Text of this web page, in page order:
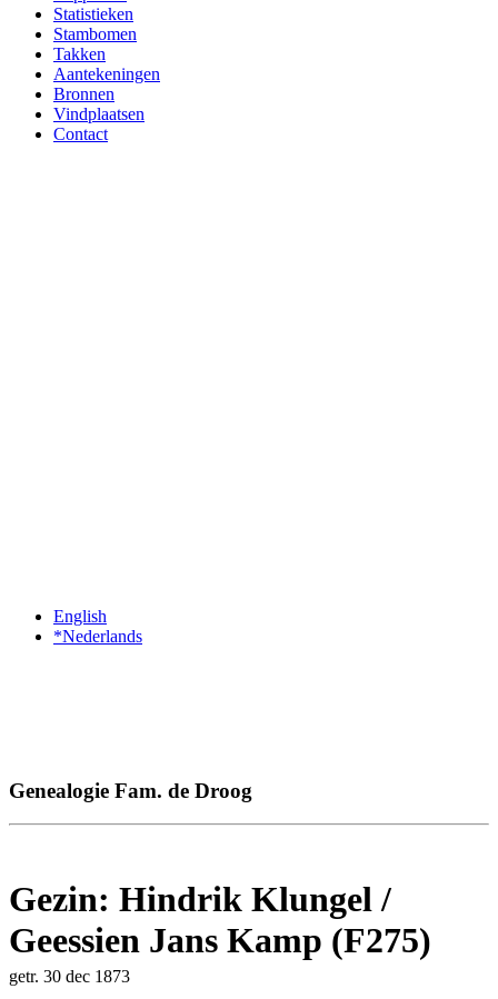
Statistieken
Stambomen
Takken
Aantekeningen
Bronnen
Vindplaatsen
Contact
English
*Nederlands
Genealogie Fam. de Droog
Gezin: Hindrik Klungel /
Geessien Jans Kamp (F275)
getr. 30 dec 1873